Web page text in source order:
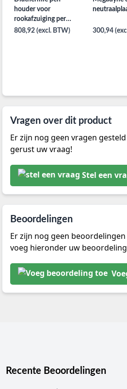
houder voor
rookafzuiging per
25st. met 3m kabel
808,92 (excl. BTW) 300,94
Vragen over dit product
Er zijn nog geen vragen
gerust uw vraag!
Stel een
Beoordelingen
Er zijn nog geen
voeg hieronder uw
Recente Beoordelingen